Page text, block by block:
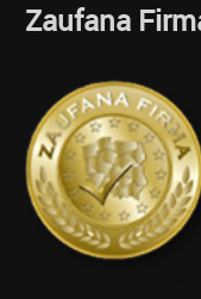
Zaufana